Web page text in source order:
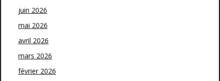
juin 2026
mai 2026
avril 2026
mars 2026
février 2026